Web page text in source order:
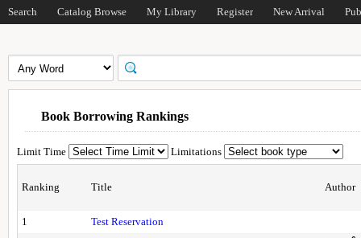
Search Catalog Browse My Library Register New Arrival
Book Borrowing Rankings
Limit Time Limitations
Ranking Title Author
1
Test Reservation